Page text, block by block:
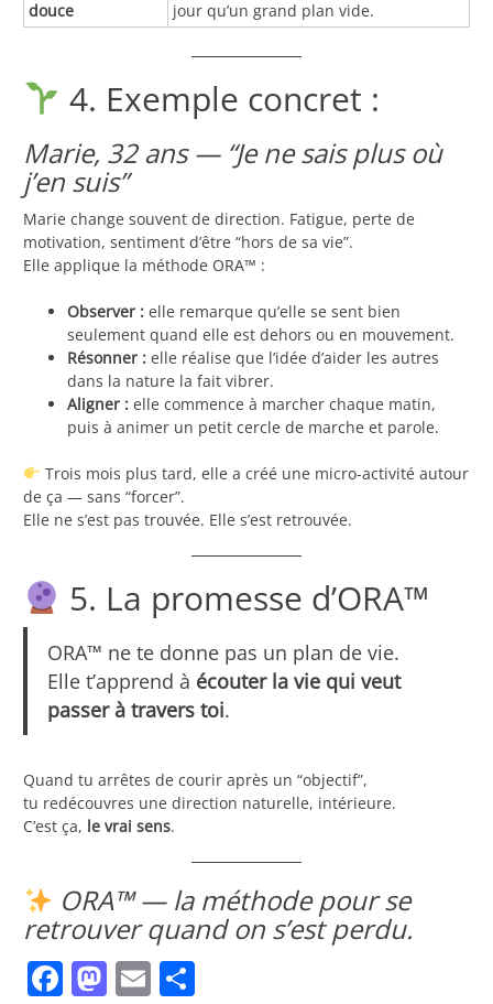
douce jour qu’un grand plan vide.
4. Exemple concret :
Marie, 32 ans — “Je ne sais plus où
j’en suis”
Marie change souvent de direction. Fatigue, perte de
motivation, sentiment d’être “hors de sa vie”.
Elle applique la méthode ORA™ :
Observer : elle remarque qu’elle se sent bien
seulement quand elle est dehors ou en mouvement.
Résonner : elle réalise que l’idée d’aider les autres
dans la nature la fait vibrer.
Aligner : elle commence à marcher chaque matin,
puis à animer un petit cercle de marche et parole.
Trois mois plus tard, elle a créé une micro-activité autour
de ça — sans “forcer”.
Elle ne s’est pas trouvée. Elle s’est retrouvée.
5. La promesse d’ORA™
ORA™ ne te donne pas un plan de vie.
Elle t’apprend à écouter la vie qui veut
passer à travers toi.
Quand tu arrêtes de courir après un “objectif”,
tu redécouvres une direction naturelle, intérieure.
C’est ça, le vrai sens.
ORA™ — la méthode pour se
retrouver quand on s’est perdu.
Facebook
Mastodon
Email